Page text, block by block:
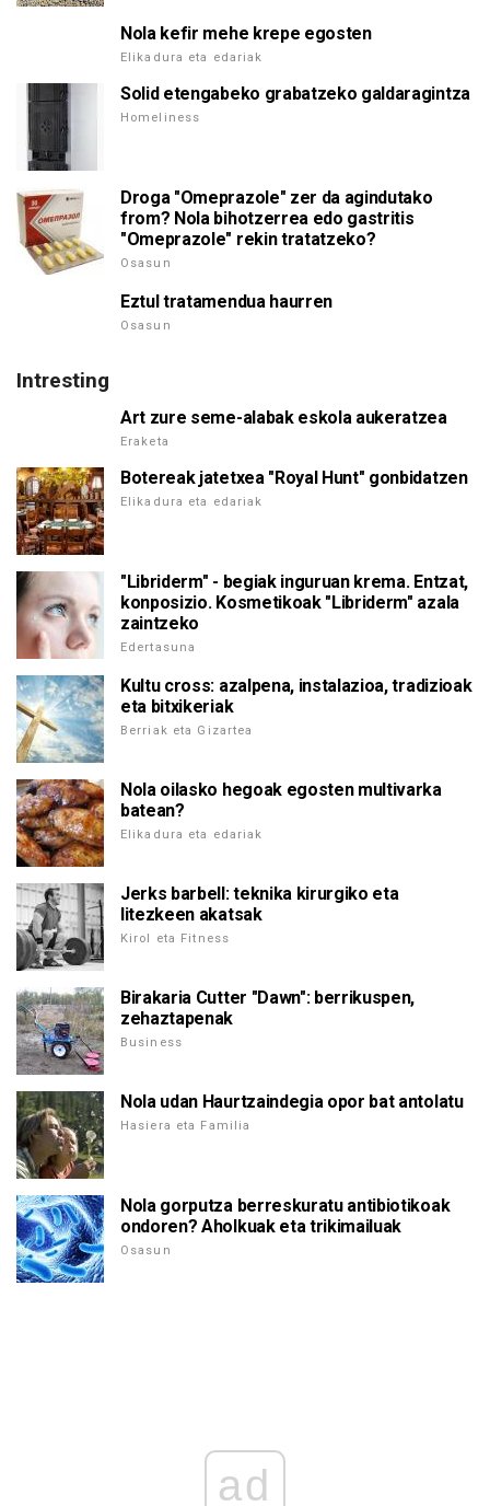
Nola kefir mehe krepe egosten
Elikadura eta edariak
Solid etengabeko grabatzeko galdaragintza
Homeliness
Droga "Omeprazole" zer da agindutako
from? Nola bihotzerrea edo gastritis
"Omeprazole" rekin tratatzeko?
Osasun
Eztul tratamendua haurren
Osasun
Intresting
Art zure seme-alabak eskola aukeratzea
Eraketa
Botereak jatetxea "Royal Hunt" gonbidatzen
Elikadura eta edariak
"Libriderm" - begiak inguruan krema. Entzat,
konposizio. Kosmetikoak "Libriderm" azala
zaintzeko
Edertasuna
Kultu cross: azalpena, instalazioa, tradizioak
eta bitxikeriak
Berriak eta Gizartea
Nola oilasko hegoak egosten multivarka
batean?
Elikadura eta edariak
Jerks barbell: teknika kirurgiko eta
litezkeen akatsak
Kirol eta Fitness
Birakaria Cutter "Dawn": berrikuspen,
zehaztapenak
Business
Nola udan Haurtzaindegia opor bat antolatu
Hasiera eta Familia
Nola gorputza berreskuratu antibiotikoak
ondoren? Aholkuak eta trikimailuak
Osasun
ad